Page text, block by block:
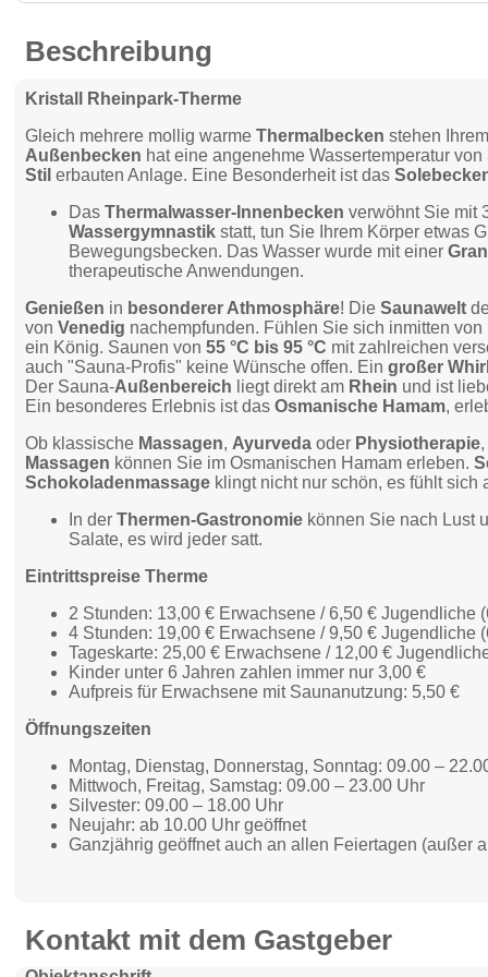
Beschreibung
Kristall Rheinpark-Therme
Gleich mehrere mollig warmeThermalbecken stehen
Außenbecken hat eine angenehme Wassertemperatur
Stil erbauten Anlage. Eine Besonderheit ist das
DasThermalwasser-Innenbecken verwöhnt Sie mit
Wassergymnastik statt, tun Sie Ihrem Körper etwas
Bewegungsbecken. Das Wasser wurde mit einer
therapeutische Anwendungen.
Genießen in besonderer Athmosphäre! DieSaunawelt
vonVenedig nachempfunden. Fühlen Sie sich inmitten
ein König. Saunen von55 °C bis 95 °C mit zahlreichen
auch "Sauna-Profis" keine Wünsche offen. Eingroßer
Der Sauna-Außenbereich liegt direkt am Rhein und ist
Ein besonderes Erlebnis ist dasOsmanische Hamam,
Ob klassische Massagen, Ayurveda oder Physiotherapie
Massagen können Sie im Osmanischen Hamam erleben.
Schokoladenmassage klingt nicht nur schön, es fühlt
In derThermen-Gastronomie können Sie nach Lust
Salate, es wird jeder satt.
Eintrittspreise Therme
2 Stunden: 13,00 € Erwachsene / 6,50 € Jugendliche
4 Stunden: 19,00 € Erwachsene / 9,50 € Jugendliche
Tageskarte: 25,00 € Erwachsene / 12,00 €
Kinder unter 6 Jahren zahlen immer nur 3,00 €
Aufpreis für Erwachsene mit Saunanutzung: 5,50 €
Öffnungszeiten
Montag, Dienstag, Donnerstag, Sonntag: 09.00 –
Mittwoch, Freitag, Samstag: 09.00 – 23.00 Uhr
Silvester: 09.00 – 18.00 Uhr
Neujahr: ab 10.00 Uhr geöffnet
Ganzjährig geöffnet auch an allen Feiertagen (außer
Kontakt mit dem Gastgeber